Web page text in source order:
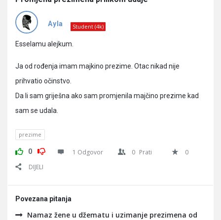
Latest
Pitanja
Ayla Student (4k)
Esselamu alejkum.
Ja od rođenja imam majkino prezime. Otac nikad nije
prihvatio očinstvo.
Da li sam griješna ako sam promjenila majčino prezime kad
sam se udala.
prezime
0 1 Odgovor 0 Prati
0
DIJELI
Povezana pitanja
Namaz žene u džematu i uzimanje prezimena od